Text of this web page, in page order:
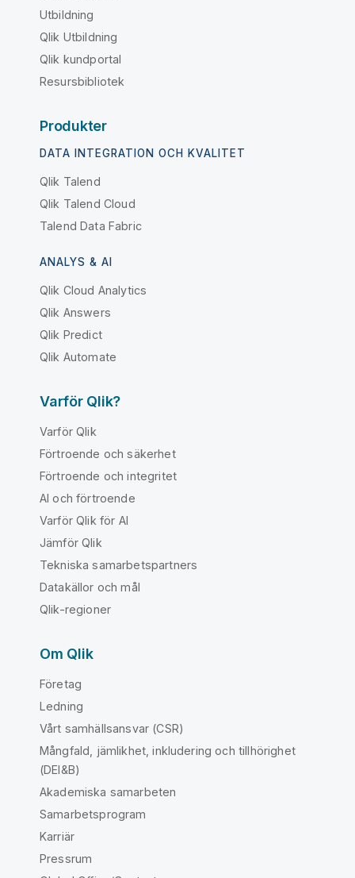
Utbildning
Qlik Utbildning
Qlik kundportal
Resursbibliotek
Produkter
DATA INTEGRATION OCH KVALITET
Qlik Talend
Qlik Talend Cloud
Talend Data Fabric
ANALYS & AI
Qlik Cloud Analytics
Qlik Answers
Qlik Predict
Qlik Automate
Varför Qlik?
Varför Qlik
Förtroende och säkerhet
Förtroende och integritet
AI och förtroende
Varför Qlik för AI
Jämför Qlik
Tekniska samarbetspartners
Datakällor och mål
Qlik-regioner
Om Qlik
Företag
Ledning
Vårt samhällsansvar (CSR)
Mångfald, jämlikhet, inkludering och tillhörighet
(DEI&B)
Akademiska samarbeten
Samarbetsprogram
Karriär
Pressrum